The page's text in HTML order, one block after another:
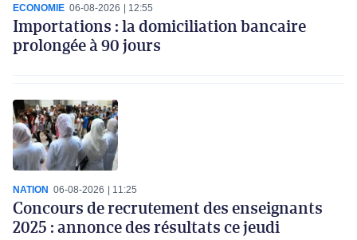
ECONOMIE 06-08-2026 12:55
Importations : la domiciliation bancaire
prolongée à 90 jours
NATION 06-08-2026 11:25
Concours de recrutement des enseignants
2025 : annonce des résultats ce jeudi